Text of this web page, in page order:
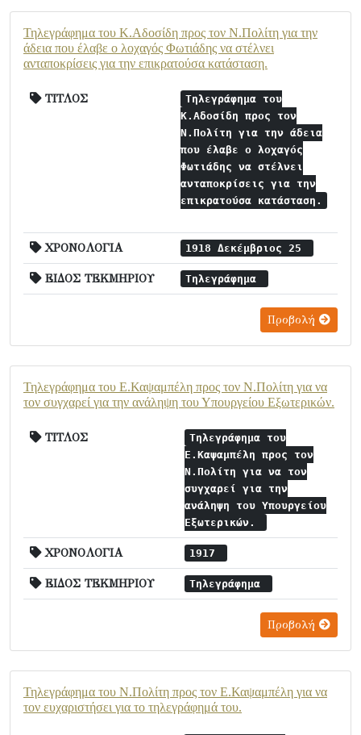
Τηλεγράφημα του Κ.Αδοσίδη προς τον Ν.Πολίτη για την
άδεια που έλαβε ο λοχαγός Φωτιάδης να στέλνει
ανταποκρίσεις για την επικρατούσα κατάσταση.
ΤΙΤΛΟΣ
Τηλεγράφημα του
Κ.Αδοσίδη προς τον
Ν.Πολίτη για την άδεια
που έλαβε ο λοχαγός
Φωτιάδης να στέλνει
ανταποκρίσεις για την
επικρατούσα κατάσταση.
ΧΡΟΝΟΛΟΓΙΑ 1918 Δεκέμβριος 25
ΕΙΔΟΣ ΤΕΚΜΗΡΙΟΥ Τηλεγράφημα
Προβολή
Τηλεγράφημα του Ε.Καψαμπέλη προς τον Ν.Πολίτη για να
τον συγχαρεί για την ανάληψη του Υπουργείου Εξωτερικών.
ΤΙΤΛΟΣ
Τηλεγράφημα του
Ε.Καψαμπέλη προς τον
Ν.Πολίτη για να τον
συγχαρεί για την
ανάληψη του Υπουργείου
Εξωτερικών.
ΧΡΟΝΟΛΟΓΙΑ 1917
ΕΙΔΟΣ ΤΕΚΜΗΡΙΟΥ Τηλεγράφημα
Προβολή
Τηλεγράφημα του Ν.Πολίτη προς τον Ε.Καψαμπέλη για να
τον ευχαριστήσει για το τηλεγράφημά του.